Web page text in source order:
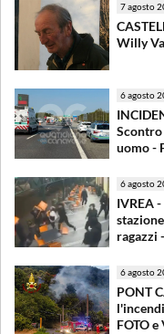
7 agosto
Willy
6 agosto
uomo -
6 agosto
IVREA
ragazzi
6 agosto
PONT
FOTO e